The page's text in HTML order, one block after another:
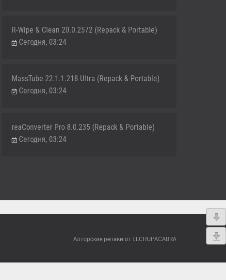
R-Wipe & Clean 20.0.2572 (Repack & Portable)
Сегодня, 03:24
MassTube 22.1.1.218 Ultra (Repack & Portable)
Сегодня, 03:24
reaConverter Pro 8.0.235 (Repack & Portable)
Сегодня, 03:24
Авторские репаки от ELCHUPACABRA